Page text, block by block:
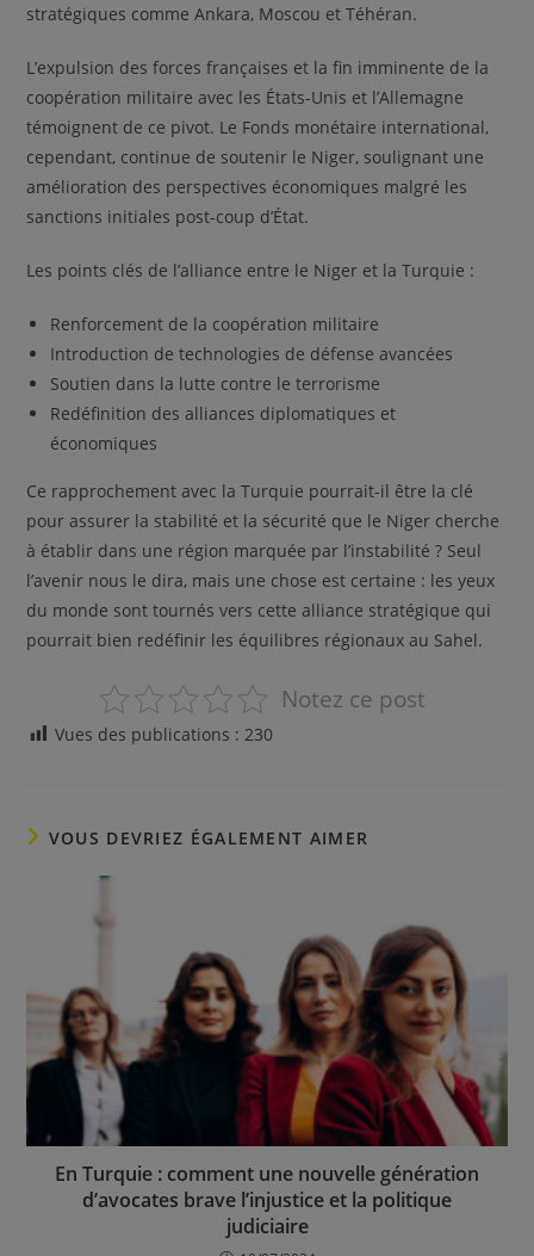
stratégiques comme Ankara, Moscou et Téhéran.
L’expulsion des forces françaises et la fin imminente de la
coopération militaire avec les États-Unis et l’Allemagne
témoignent de ce pivot. Le Fonds monétaire international,
cependant, continue de soutenir le Niger, soulignant une
amélioration des perspectives économiques malgré les
sanctions initiales post-coup d’État.
Les points clés de l’alliance entre le Niger et la Turquie :
Renforcement de la coopération militaire
Introduction de technologies de défense avancées
Soutien dans la lutte contre le terrorisme
Redéfinition des alliances diplomatiques et
économiques
Ce rapprochement avec la Turquie pourrait-il être la clé
pour assurer la stabilité et la sécurité que le Niger cherche
à établir dans une région marquée par l’instabilité ? Seul
l’avenir nous le dira, mais une chose est certaine : les yeux
du monde sont tournés vers cette alliance stratégique qui
pourrait bien redéfinir les équilibres régionaux au Sahel.
Notez ce post
Vues des publications : 230
VOUS DEVRIEZ ÉGALEMENT AIMER
En Turquie : comment une nouvelle génération
d’avocates brave l’injustice et la politique
judiciaire